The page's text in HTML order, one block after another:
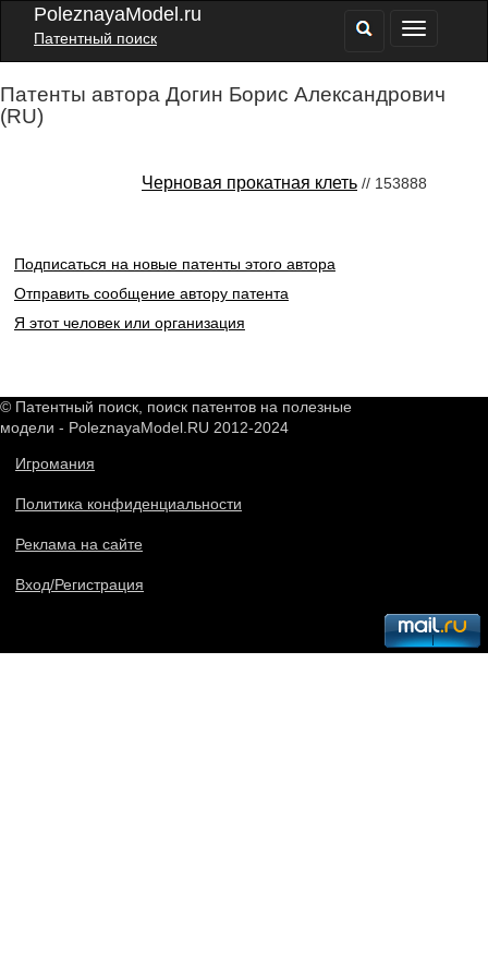
PoleznayaModel.ru
Патентный поиск
Патенты автора Догин Борис Александрович
(RU)
Черновая прокатная клеть // 153888
Подписаться на новые патенты этого автора
Отправить сообщение автору патента
Я этот человек или организация
© Патентный поиск, поиск патентов на полезные
модели - PoleznayaModel.RU 2012-2024
Игромания
Политика конфиденциальности
Реклама на сайте
Вход/Регистрация